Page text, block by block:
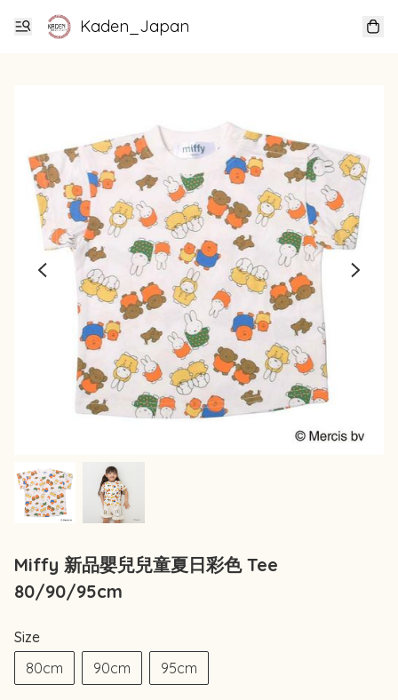
Kaden_Japan
Miffy 新品嬰兒兒童夏日彩色 Tee
80/90/95cm
Size
80cm
90cm 95cm